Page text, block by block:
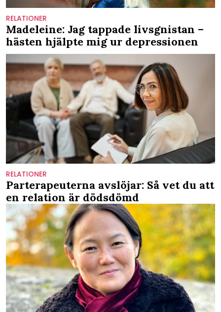
RELATIONER
Madeleine: Jag tappade livsgnistan –
hästen hjälpte mig ur depressionen
RELATIONER
Parterapeuterna avslöjar: Så vet du att
en relation är dödsdömd